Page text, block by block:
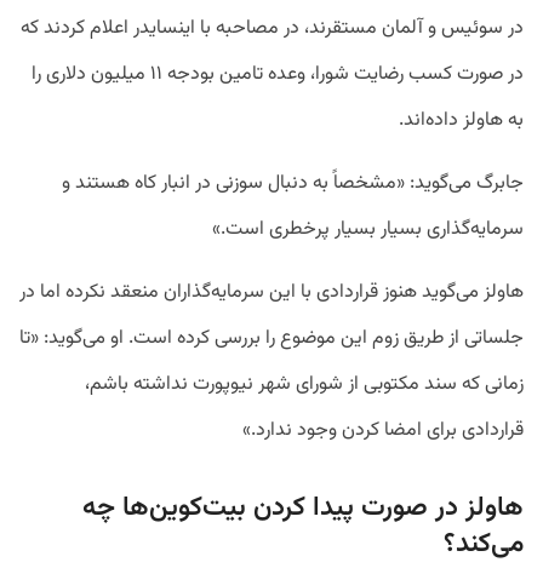
در سوئیس و آلمان مستقرند، در مصاحبه با اینسایدر اعلام کردند که
در صورت کسب رضایت شورا، وعده تامین بودجه ۱۱ میلیون دلاری را
به هاولز داده‌اند.
جابرگ می‌گوید: «مشخصاً به دنبال سوزنی در انبار کاه هستند و
سرمایه‌گذاری بسیار بسیار پرخطری است.»
هاولز می‌گوید هنوز قراردادی با این سرمایه‌گذاران منعقد نکرده اما در
جلساتی از طریق زوم این موضوع را بررسی کرده است. او می‌گوید: «تا
زمانی که سند مکتوبی از شورای شهر نیوپورت نداشته باشم،
قراردادی برای امضا کردن وجود ندارد.»
هاولز در صورت پیدا کردن بیت‌کوین‌ها چه
می‌کند؟